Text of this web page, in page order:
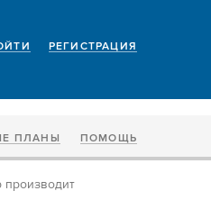
РЕГИСТРАЦИЯ
ПЛАНЫ ПОМОЩЬ
производит